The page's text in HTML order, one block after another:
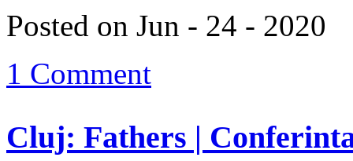
Posted on Jun - 24 - 2020
1 Comment
Cluj: Fathers |